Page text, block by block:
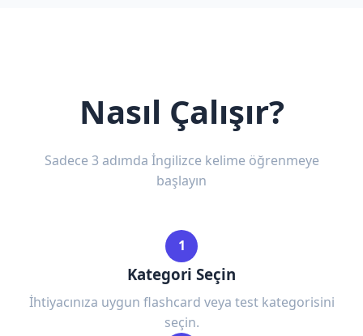
Nasıl Çalışır?
Sadece 3 adımda İngilizce kelime öğrenmeye
başlayın
1
Kategori Seçin
İhtiyacınıza uygun flashcard veya test kategorisini
seçin.